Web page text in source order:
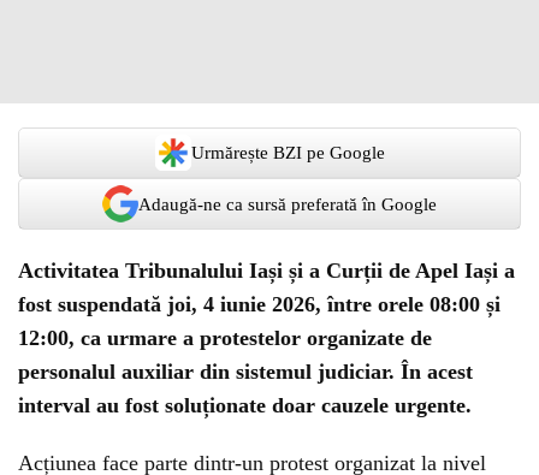
Urmărește BZI pe Google
Adaugă-ne ca sursă preferată în Google
Activitatea Tribunalului Iași și a Curții de Apel Iași a
fost suspendată joi, 4 iunie 2026, între orele 08:00 și
12:00, ca urmare a protestelor organizate de
personalul auxiliar din sistemul judiciar. În acest
interval au fost soluționate doar cauzele urgente.
Acțiunea face parte dintr-un protest organizat la nivel